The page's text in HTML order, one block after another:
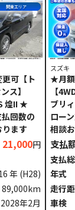
修復歴あ
AT
右ハンド
閉じる
関東エリア
可【ト
ス】
煌II ★
回数の
ます
21,000円
年 (H28)
89,000km
2028年2月
スズキ
★月額
【
ブリ
ロー
相談
支払
支払
年式
走行
車検